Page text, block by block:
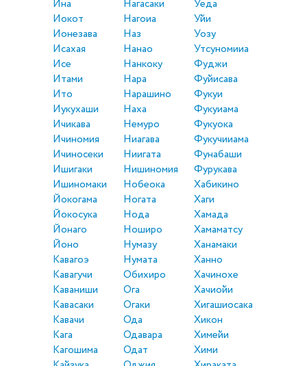
Ина
Иокот
Ионезава
Исахая
Исе
Итами
Ито
Иукухаши
Ичикава
Ичиномия
Ичиносеки
Ишигаки
Ишиномаки
Йокогама
Йокосука
Йонаго
Йоно
Кавагоэ
Кавагучи
Каваниши
Кавасаки
Кавачи
Кага
Кагошима
Нагасаки
Нагоиа
Наз
Нанао
Нанкоку
Нара
Нарашино
Наха
Немуро
Ниагава
Ниигата
Нишиномия
Нобеока
Ногата
Нода
Ноширо
Нумазу
Нумата
Обихиро
Ога
Огаки
Ода
Одавара
Одат
Уеда
Уйи
Уозу
Утсуномииа
Фуджи
Фуйисава
Фукуи
Фукуиама
Фукуока
Фукучииама
Фунабаши
Фурукава
Хабикино
Хаги
Хамада
Хамаматсу
Ханамаки
Ханно
Хачинохе
Хачиойи
Хигашиосака
Хикон
Химейи
Хими